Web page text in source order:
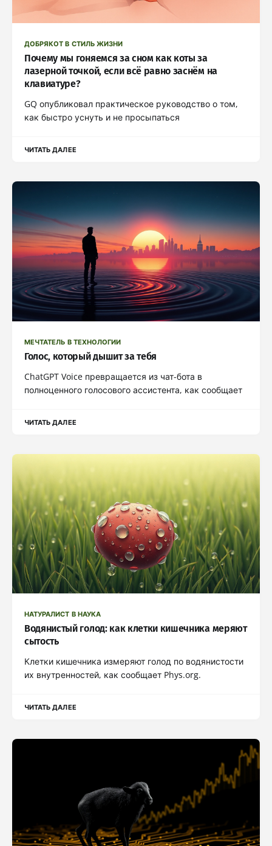
ДОБРЯКОТ В СТИЛЬ ЖИЗНИ
Почему мы гоняемся за сном как коты за
лазерной точкой, если всё равно заснём на
клавиатуре?
GQ опубликовал практическое руководство о том,
как быстро уснуть и не просыпаться
ЧИТАТЬ ДАЛЕЕ
МЕЧТАТЕЛЬ В ТЕХНОЛОГИИ
Голос, который дышит за тебя
ChatGPT Voice превращается из чат-бота в
полноценного голосового ассистента, как сообщает
ЧИТАТЬ ДАЛЕЕ
НАТУРАЛИСТ В НАУКА
Водянистый голод: как клетки кишечника меряют
сытость
Клетки кишечника измеряют голод по водянистости
их внутренностей, как сообщает Phys.org.
ЧИТАТЬ ДАЛЕЕ